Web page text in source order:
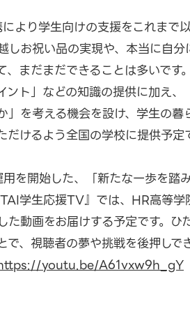
より学生向けの支援をこれまで
しお祝い品の実現や、本当に自
、まだまだできることは多いで
ント」などの知識の提供に加え、
」を考える機会を設け、学生の
けるよう全国の学校に提供予定
を開始した、「新たな一歩を踏
学生応援TV』では、HR高等学
た動画をお届けする予定です。
で、視聴者の夢や挑戦を後押しで
youtu.be/A61vxw9h_gY